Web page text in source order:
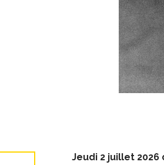
Jeudi 2 juillet 2026